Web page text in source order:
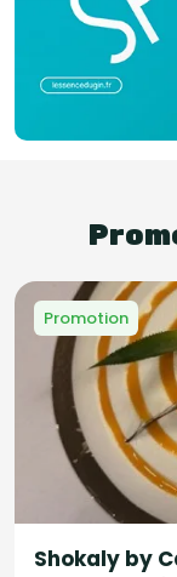
Promotion
Shokaly by